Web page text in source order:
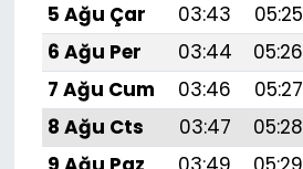
5 Ağu Çar
03:43 05:25
6 Ağu Per
03:44 05:26
7 Ağu Cum
03:46 05:27
8 Ağu Cts
03:47 05:28